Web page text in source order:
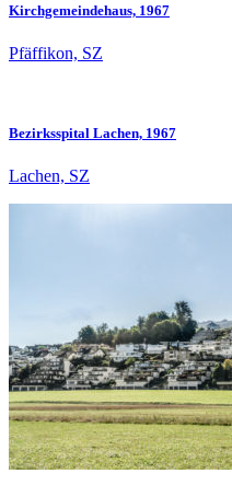
Kirchgemeindehaus, 1967
Pfäffikon, SZ
Bezirksspital Lachen, 1967
Lachen, SZ